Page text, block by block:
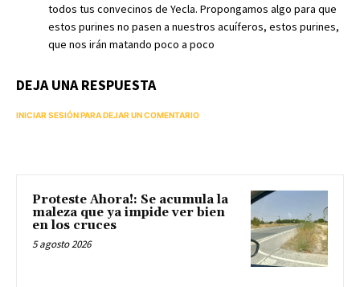
todos tus convecinos de Yecla. Propongamos algo para que
estos purines no pasen a nuestros acuíferos, estos purines,
que nos irán matando poco a poco
DEJA UNA RESPUESTA
INICIAR SESIÓN PARA DEJAR UN COMENTARIO
Proteste Ahora!: Se acumula la
maleza que ya impide ver bien
en los cruces
5 agosto 2026